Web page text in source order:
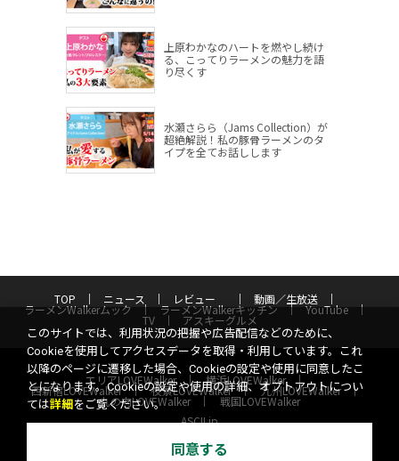
上原わかなのハートを燃やし続け
る、こってりラーメンの魅力を語
り尽くす
水瀬さらら（Jams Collection）が
超絶解説！私の豚骨ラーメンのタ
イプを全てお話しします
TOP ニュース レビュー 動画／生放送
ラーメンWalkerムック ラーメンWalkerキッチン YouTube
TV アスキーグルメ
エリアLOVEWalker 横浜LOVEWalker
西新宿LOVEWalker 夜景LOVEWalker 九州LOVEWalker
丸の内LOVEWalker
戦国LOVEWalker
ASCII.jp
プライバシーポリシー
このサイトでは、利用状況の把握や広告配信などのために、
Cookieを使用してアクセスデータを取得・利用しています。これ
以降のページに遷移した場合、Cookieの設定や使用に同意したこ
とになります。Cookieの設定や使用の詳細、オプトアウトについ
ては詳細 をご覧ください。
同意する